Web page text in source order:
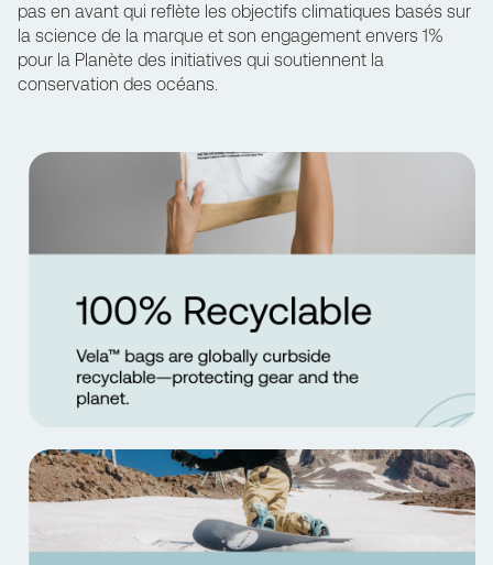
pas en avant qui reflète les objectifs climatiques basés sur
la science de la marque et son engagement envers 1%
pour la Planète des initiatives qui soutiennent la
conservation des océans.